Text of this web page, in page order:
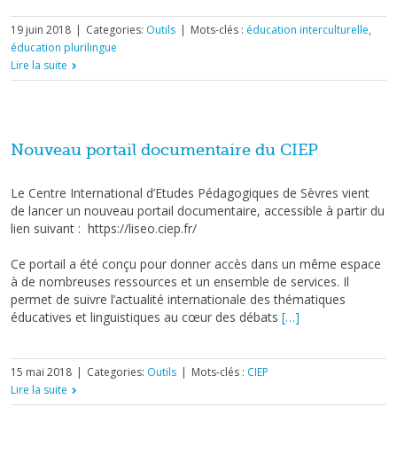
19 juin 2018 | Categories: Outils | Mots-clés : éducation interculturelle,
éducation plurilingue
Lire la suite
Nouveau portail documentaire du CIEP
Le Centre International d’Etudes Pédagogiques de Sèvres vient
de lancer un nouveau portail documentaire, accessible à partir du
lien suivant : https://liseo.ciep.fr/
Ce portail a été conçu pour donner accès dans un même espace
à de nombreuses ressources et un ensemble de services. Il
permet de suivre l’actualité internationale des thématiques
éducatives et linguistiques au cœur des débats […]
15 mai 2018 | Categories: Outils | Mots-clés : CIEP
Lire la suite